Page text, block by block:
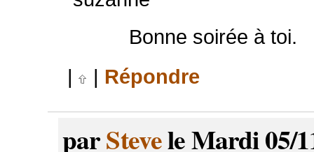
Bonne soirée à toi.
|
| Répondre
parStevele Mardi 05/